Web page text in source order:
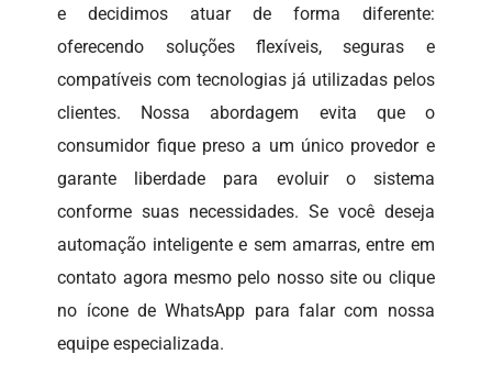
e decidimos atuar de forma diferente:
oferecendo soluções flexíveis, seguras e
compatíveis com tecnologias já utilizadas pelos
clientes. Nossa abordagem evita que o
consumidor fique preso a um único provedor e
garante liberdade para evoluir o sistema
conforme suas necessidades. Se você deseja
automação inteligente e sem amarras, entre em
contato agora mesmo pelo nosso site ou clique
no ícone de WhatsApp para falar com nossa
equipe especializada.